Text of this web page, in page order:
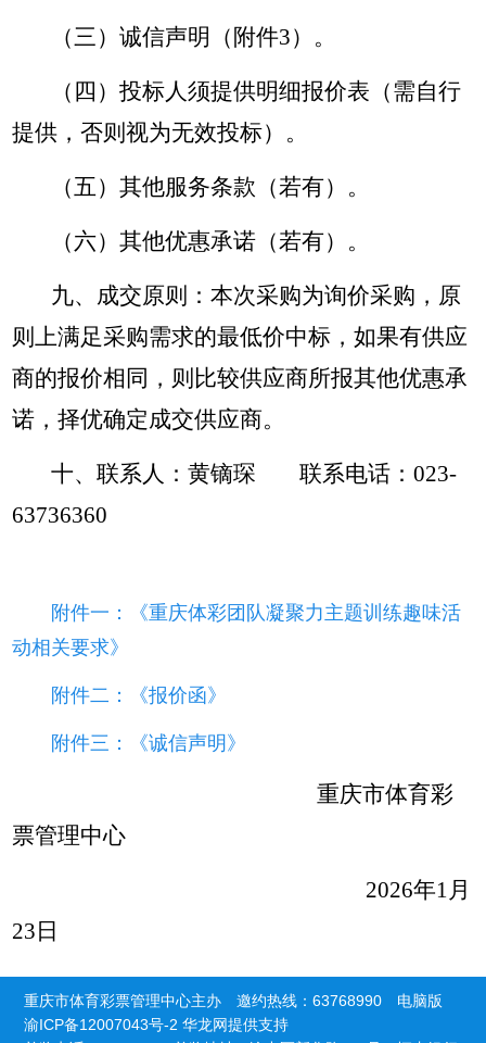
（三）诚信声明（附件3）。
（四）投标人须提供明细报价表（需自行
提供，否则视为无效投标）。
（五）其他服务条款（若有）。
（六）其他优惠承诺（若有）。
九、成交原则：本次采购为询价采购，原
则上满足采购需求的最低价中标，如果有供应
商的报价相同，则比较供应商所报其他优惠承
诺，择优确定成交供应商。
十、联系人：黄镝琛
联系电话：023-
63736360
附件一：《重庆体彩团队凝聚力主题训练趣味活
动相关要求》
附件二：《报价函》
附件三：《诚信声明》
重庆市体育彩
票管理中心
2026年1月
23日
重庆市体育彩票管理中心主办 邀约热线：63768990 电脑版
渝ICP备12007043号-2 华龙网提供支持